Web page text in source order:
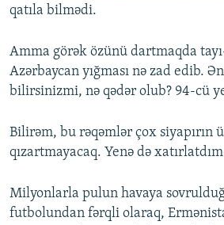
qatıla bilmədi.
Amma görək özünü dartmaqda
Azərbaycan yığması nə zad edib.
bilirsinizmi, nə qədər olub? 94-cü
Bilirəm, bu rəqəmlər çox siyapırın
qızartmayacaq. Yenə də
Milyonlarla pulun havaya
futbolundan fərqli olaraq,